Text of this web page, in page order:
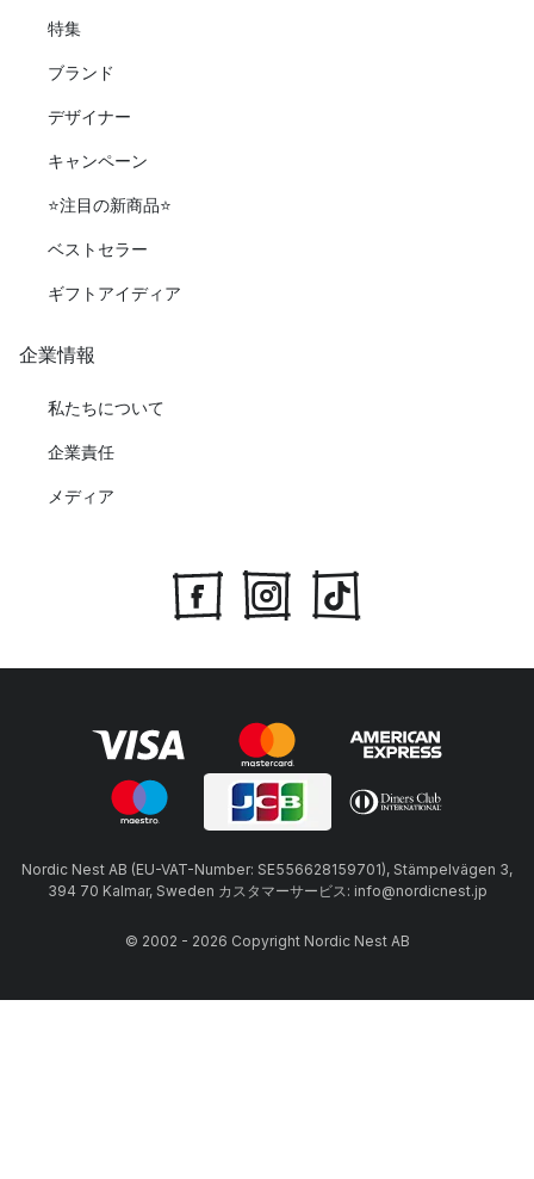
特集
ブランド
デザイナー
キャンペーン
⭐️注目の新商品⭐️
ベストセラー
ギフトアイディア
企業情報
私たちについて
企業責任
メディア
Nordic Nest AB (EU-VAT-Number: SE556628159701), Stämpelvägen 3,
394 70 Kalmar, Sweden カスタマーサービス: info@nordicnest.jp
© 2002 - 2026 Copyright Nordic Nest AB